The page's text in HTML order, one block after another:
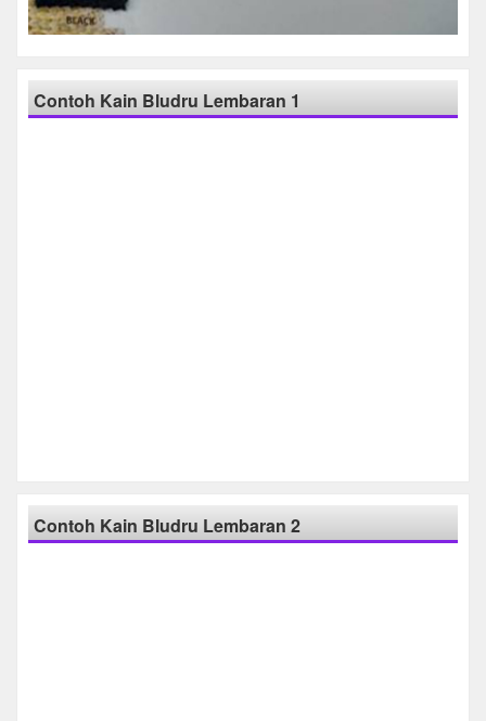
Contoh Kain Bludru Lembaran 1
Contoh Kain Bludru Lembaran 2